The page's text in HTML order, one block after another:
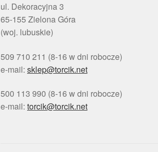
ul. Dekoracyjna 3
65-155 Zielona Góra
(woj. lubuskie)
509 710 211 (8-16 w dni robocze)
e-mail:sklep@torcik.net
500 113 990 (8-16 w dni robocze)
e-mail:torcik@torcik.net